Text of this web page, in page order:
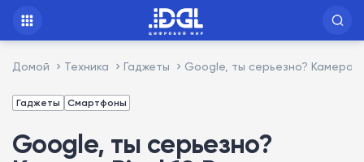
Домой Техника Гаджеты Google, ты серьезно? Камера
Гаджеты Смартфоны
Google, ты серьезно?